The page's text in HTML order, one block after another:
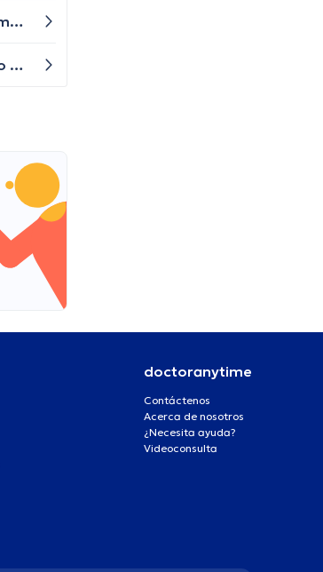
¿Cuándo debo preocuparme si mi período no llega después de un retraso prolongado y cuándo debo buscar atención médica?
Desde hace un tiempo he tenido una tos persistente y me siento agotado. No tengo fiebre, pero la tos no se va. ¿Alguno de ustedes podría darme alguna idea sobre qué podría estar causando esta tos y cómo puedo aliviarla?
doctoranytime
Contáctenos
Acerca de nosotros
¿Necesita ayuda?
Videoconsulta